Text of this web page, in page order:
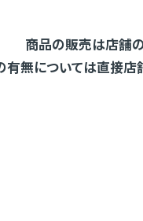
商品の販売は店舗の
有無については直接店